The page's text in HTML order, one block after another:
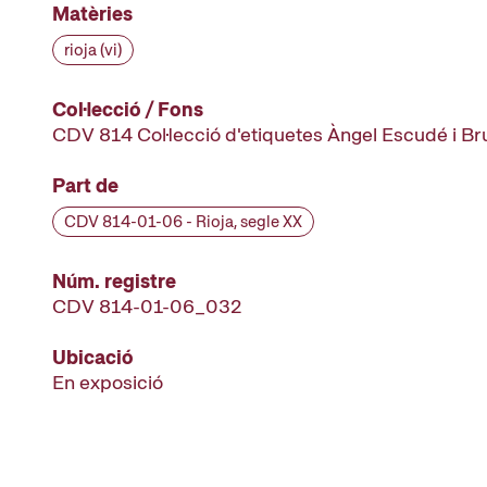
Matèries
rioja (vi)
Col·lecció / Fons
CDV 814 Col·lecció d'etiquetes Àngel Escudé i
Part de
CDV 814-01-06 - Rioja, segle XX
Núm. registre
CDV 814-01-06_032
Ubicació
En exposició